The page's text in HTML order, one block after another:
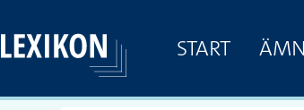
START